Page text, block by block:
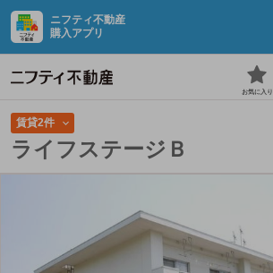
ニフティ不動産
購入アプリ
お気に入り
賃貸2件
ライフステージＢ